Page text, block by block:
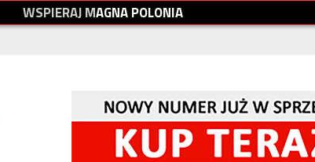
WSPIERAJMAGNAPOLONIA